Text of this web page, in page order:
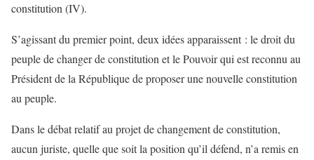
constitution (IV).
S’agissant du premier point, deux idées apparaissent : le droit du
peuple de changer de constitution et le Pouvoir qui est reconnu au
Président de la République de proposer une nouvelle constitution
au peuple.
Dans le débat relatif au projet de changement de constitution,
aucun juriste, quelle que soit la position qu’il défend, n’a remis en